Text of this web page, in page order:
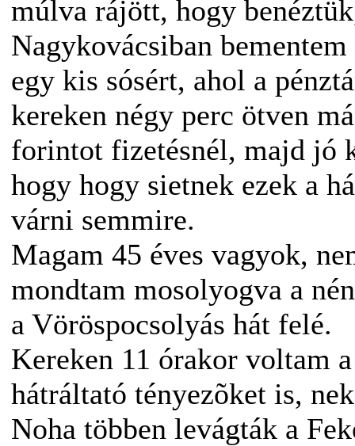
múlva rájött, hogy
Nagykovácsiban
egy kis sósért, ahol a
kereken négy perc ötven
forintot fizetésnél, majd jó
hogy hogy sietnek ezek a
várni semmire.
Magam 45 éves vagyok,
mondtam mosolyogva a
a Vöröspocsolyás hát felé.
Kereken 11 órakor voltam
hátráltató tényezõket is,
Noha többen levágták a